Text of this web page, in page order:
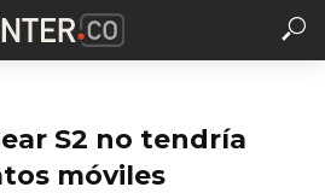
S2 no tendría
móviles